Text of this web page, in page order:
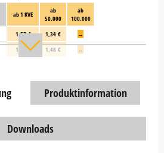
ab 1 KVE
ab
50.000
ab
100.000
1,57 € 1,34 €
→
1,71 € 1,48 € →
Produktinformation
Downloads